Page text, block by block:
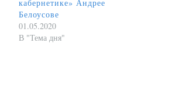
кабернетике» Андрее
Белоусове
01.05.2020
В "Тема дня"